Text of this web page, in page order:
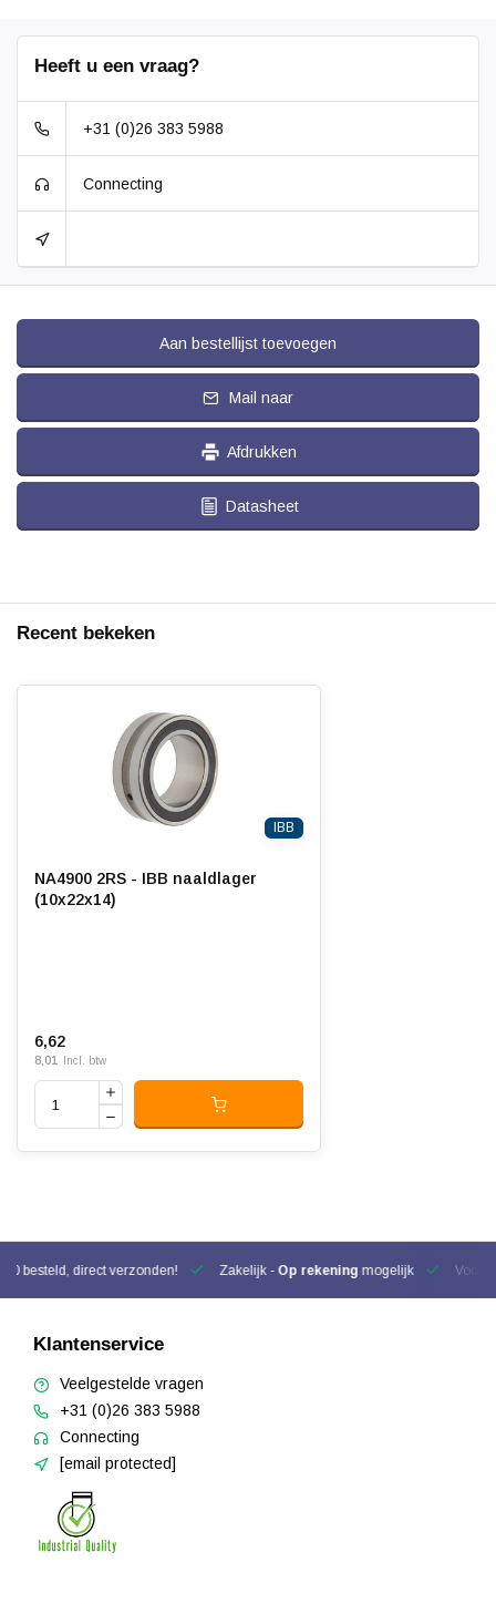
Heeft u een vraag?
+31 (0)26 383 5988
Connecting
Aan bestellijst toevoegen
Mail naar
Afdrukken
Datasheet
Recent bekeken
IBB
NA4900 2RS - IBB naaldlager
(10x22x14)
6,62
8,01 Incl. btw
besteld, direct verzonden! Zakelijk - Op rekening mogelijk Voor
Klantenservice
Veelgestelde vragen
+31 (0)26 383 5988
Connecting
[email protected]